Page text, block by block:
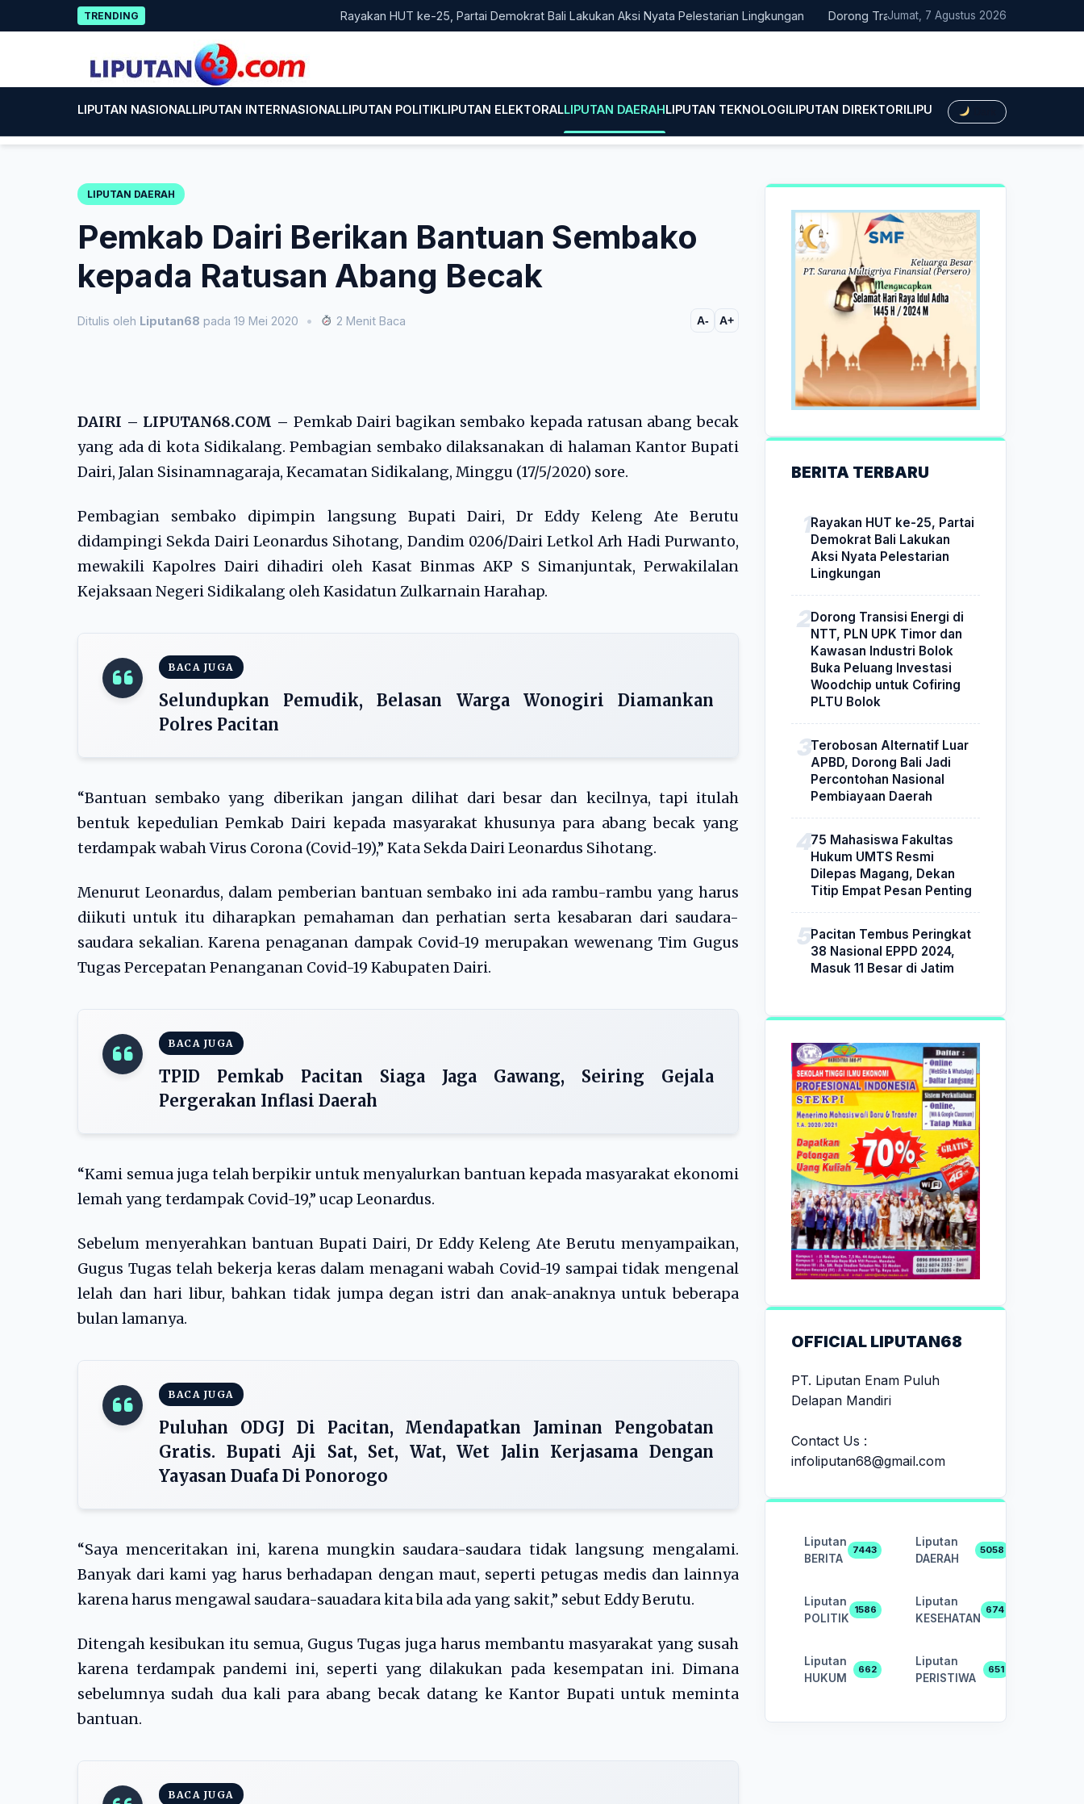
to
TRENDING Rayakan HUT ke-25, Partai Demokrat Bali Lakukan Aksi Nyata Pelestarian Lingkungan Dorong Transisi Energi di NTT, PLN UPK Timor dan
Jumat, 7 Agustus 2026
LIPUTAN NASIONALLIPUTAN INTERNASIONALLIPUTAN POLITIKLIPUTAN ELEKTORALLIPUTAN DAERAHLIPUTAN TEKNOLOGILIPUTAN DIREKTORILIPUTAN HUKUMLIPUTAN
LIPUTAN DAERAH
Pemkab Dairi Berikan Bantuan Sembako
kepada Ratusan Abang Becak
Ditulis oleh Liputan68 pada 19 Mei 2020 • 2 Menit Baca A- A+
DAIRI – LIPUTAN68.COM – Pemkab Dairi bagikan sembako kepada ratusan abang becak
yang ada di kota Sidikalang. Pembagian sembako dilaksanakan di halaman Kantor Bupati
Dairi, Jalan Sisinamnagaraja, Kecamatan Sidikalang, Minggu (17/5/2020) sore.
Pembagian sembako dipimpin langsung Bupati Dairi, Dr Eddy Keleng Ate Berutu
didampingi Sekda Dairi Leonardus Sihotang, Dandim 0206/Dairi Letkol Arh Hadi Purwanto,
mewakili Kapolres Dairi dihadiri oleh Kasat Binmas AKP S Simanjuntak, Perwakilalan
Kejaksaan Negeri Sidikalang oleh Kasidatun Zulkarnain Harahap.
BACA JUGA
Selundupkan Pemudik, Belasan Warga Wonogiri Diamankan
Polres Pacitan
“Bantuan sembako yang diberikan jangan dilihat dari besar dan kecilnya, tapi itulah
bentuk kepedulian Pemkab Dairi kepada masyarakat khusunya para abang becak yang
terdampak wabah Virus Corona (Covid-19),” Kata Sekda Dairi Leonardus Sihotang.
Menurut Leonardus, dalam pemberian bantuan sembako ini ada rambu-rambu yang harus
diikuti untuk itu diharapkan pemahaman dan perhatian serta kesabaran dari saudara-
saudara sekalian. Karena penaganan dampak Covid-19 merupakan wewenang Tim Gugus
Tugas Percepatan Penanganan Covid-19 Kabupaten Dairi.
BACA JUGA
TPID Pemkab Pacitan Siaga Jaga Gawang, Seiring Gejala
Pergerakan Inflasi Daerah
“Kami semua juga telah berpikir untuk menyalurkan bantuan kepada masyarakat ekonomi
lemah yang terdampak Covid-19,” ucap Leonardus.
Sebelum menyerahkan bantuan Bupati Dairi, Dr Eddy Keleng Ate Berutu menyampaikan,
Gugus Tugas telah bekerja keras dalam menagani wabah Covid-19 sampai tidak mengenal
lelah dan hari libur, bahkan tidak jumpa degan istri dan anak-anaknya untuk beberapa
bulan lamanya.
BACA JUGA
Puluhan ODGJ Di Pacitan, Mendapatkan Jaminan Pengobatan
Gratis. Bupati Aji Sat, Set, Wat, Wet Jalin Kerjasama Dengan
Yayasan Duafa Di Ponorogo
“Saya menceritakan ini, karena mungkin saudara-saudara tidak langsung mengalami.
Banyak dari kami yag harus berhadapan dengan maut, seperti petugas medis dan lainnya
karena harus mengawal saudara-sauadara kita bila ada yang sakit,” sebut Eddy Berutu.
Ditengah kesibukan itu semua, Gugus Tugas juga harus membantu masyarakat yang susah
karena terdampak pandemi ini, seperti yang dilakukan pada kesempatan ini. Dimana
sebelumnya sudah dua kali para abang becak datang ke Kantor Bupati untuk meminta
bantuan.
BACA JUGA
BERITA TERBARU
Rayakan HUT ke-25, Partai
Demokrat Bali Lakukan
Aksi Nyata Pelestarian
Lingkungan
Dorong Transisi Energi di
NTT, PLN UPK Timor dan
Kawasan Industri Bolok
Buka Peluang Investasi
Woodchip untuk Cofiring
PLTU Bolok
Terobosan Alternatif Luar
APBD, Dorong Bali Jadi
Percontohan Nasional
Pembiayaan Daerah
75 Mahasiswa Fakultas
Hukum UMTS Resmi
Dilepas Magang, Dekan
Titip Empat Pesan Penting
Pacitan Tembus Peringkat
38 Nasional EPPD 2024,
Masuk 11 Besar di Jatim
OFFICIAL LIPUTAN68
PT. Liputan Enam Puluh
Delapan Mandiri
Contact Us :
infoliputan68@gmail.com
Liputan
BERITA
7443
Liputan
DAERAH
5058
Liputan
POLITIK
1586
Liputan
KESEHATAN
674
Liputan
HUKUM
662
Liputan
PERISTIWA
651